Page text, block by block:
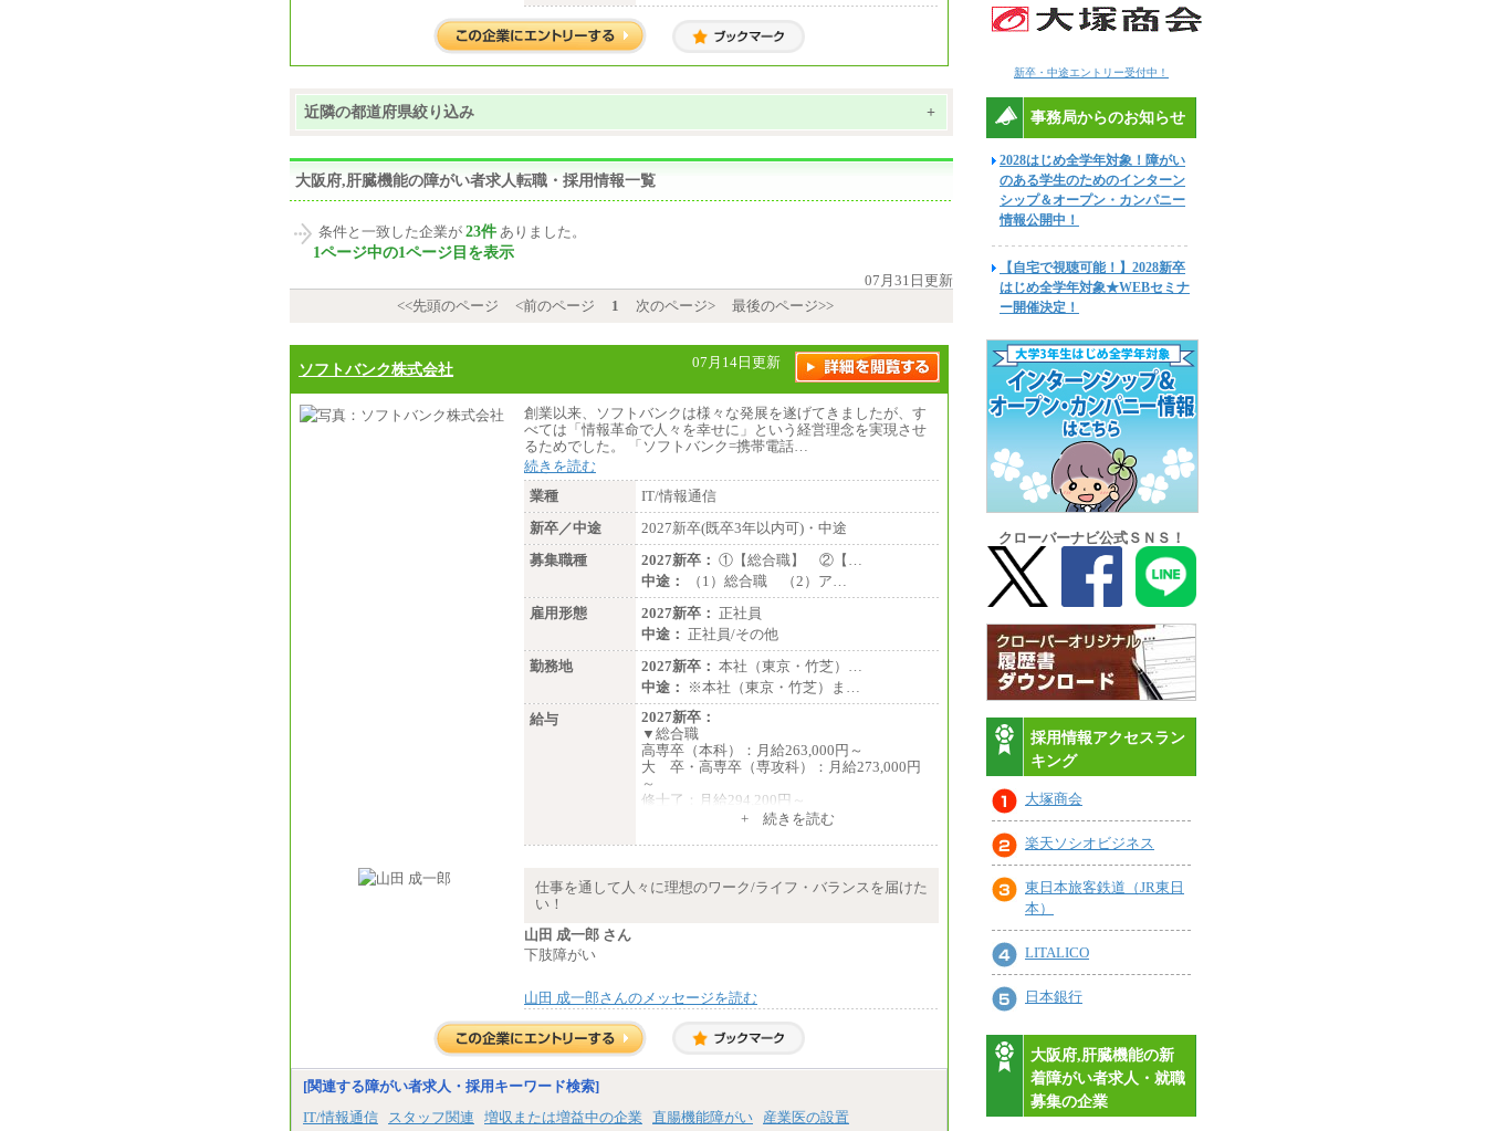
近隣の都道府県絞り込み +
大阪府,肝臓機能の障がい者求人転職・採用情報一覧
条件と一致した企業が 23件 ありました。
1ページ中の1ページ目を表示
07月31日更新
<<先頭のページ
<前のページ 1 次のページ> 最後のページ>>
ソフトバンク株式会社 07月14日更新
創業以来、ソフトバンクは様々な発展を遂げてきましたが、す
べては「情報革命で人々を幸せに」という経営理念を実現させ
るためでした。 「ソフトバンク=携帯電話…
続きを読む
業種
IT/情報通信
新卒／中途
2027新卒(既卒3年以内可)・中途
募集職種
2027新卒： ①【総合職】 ②【…
中途：
（1）総合職 （2）ア…
雇用形態
2027新卒： 正社員
中途： 正社員/その他
勤務地
2027新卒： 本社（東京・竹芝）…
中途：
※本社（東京・竹芝）ま…
給与
2027新卒：
▼総合職
高専卒（本科）：月給263,000円～
大 卒・高専卒（専攻科）：月給273,000円
～
修士了：月給294,200円～
博士了：月給304,800円～
※卓越した能力、高度な技術や実績をお持ち
揮できると認められる場合は、 上記の給与に
関わらず個別設定することがあります
※営業職に支給するインセンティブは除く
※試用期間中も給与に変更はございません
中途：
基本月給／20万5000円以上(正社員・準社
※経験、能力を考慮の上、当社規定によ
+ 続きを読む
仕事を通して人々に理想のワーク/ライフ・バランスを届けた
い！
山田 成一郎 さん
下肢障がい
山田 成一郎さんのメッセージを読む
[関連する障がい者求人・採用キーワード検索]
IT/情報通信
スタッフ関連 増収または増益中の企業 直腸機能障がい 産業医の設置
新卒・中途エントリー受付中！
事務局からのお知らせ
2028はじめ全学年対象！障がい
のある学生のためのインターン
シップ＆オープン・カンパニー
情報公開中！
【自宅で視聴可能！】2028新卒
はじめ全学年対象★WEBセミナ
ー開催決定！
クローバーナビ公式ＳＮＳ！
採用情報アクセスラン
キング
大塚商会
楽天ソシオビジネス
東日本旅客鉄道（JR東日
本）
LITALICO
日本銀行
大阪府,肝臓機能の新
着障がい者求人・就職
募集の企業